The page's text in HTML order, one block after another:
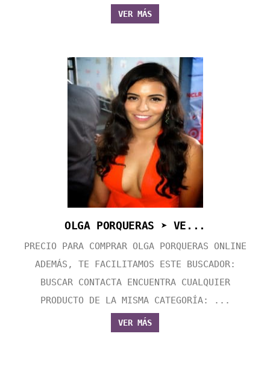
VER MÁS
OLGA PORQUERAS ➤ VE...
PRECIO PARA COMPRAR OLGA PORQUERAS ONLINE
ADEMÁS, TE FACILITAMOS ESTE BUSCADOR:
BUSCAR CONTACTA ENCUENTRA CUALQUIER
PRODUCTO DE LA MISMA CATEGORÍA: ...
VER MÁS